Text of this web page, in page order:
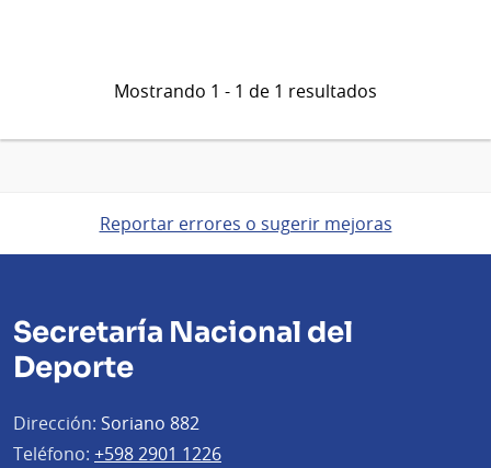
Mostrando 1 - 1 de 1 resultados
Reportar errores o sugerir mejoras
Secretaría Nacional del
Deporte
Dirección: Soriano 882
Teléfono: +598 2901 1226